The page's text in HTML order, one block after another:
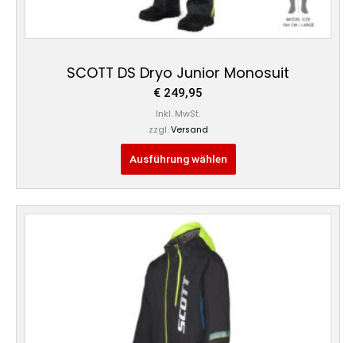
SCOTT DS Dryo Junior Monosuit
€ 249,95
Inkl. MwSt.
zzgl. Versand
Ausführung wählen
Dieses
Produkt
weist
mehrere
Varianten
auf.
Die